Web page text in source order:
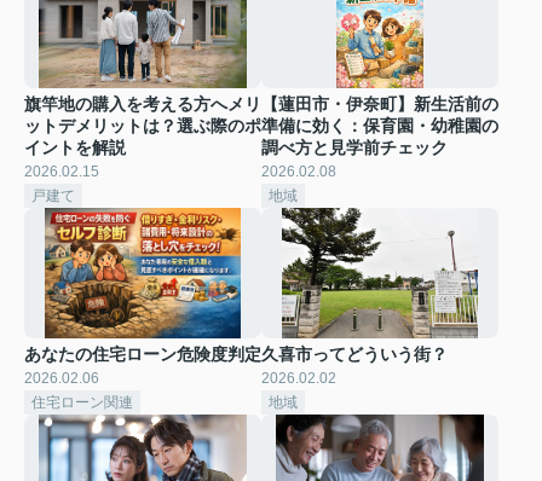
旗竿地の購入を考える方へメリ
ットデメリットは？選ぶ際のポ
イントを解説
2026.02.15
戸建て
【蓮田市・伊奈町】新生活前の
準備に効く：保育園・幼稚園の
調べ方と見学前チェック
2026.02.08
地域
あなたの住宅ローン危険度判定
2026.02.06
住宅ローン関連
久喜市ってどういう街？
2026.02.02
地域